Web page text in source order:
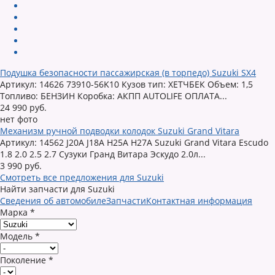
Подушка безопасности пассажирская (в торпедо) Suzuki SX4
Артикул: 14626 73910-56K10 Кузов тип: ХЕТЧБЕК Объем: 1,5
Топливо: БЕНЗИН Коробка: АКПП AUTOLIFE ОПЛАТА...
24 990 руб.
нет фото
Механизм ручной подводки колодок Suzuki Grand Vitara
Артикул: 14562 J20A J18A H25A H27A Suzuki Grand Vitara Escudo
1.8 2.0 2.5 2.7 Сузуки Гранд Витара Эскудо 2.0л...
3 990 руб.
Смотреть все предложения для Suzuki
Найти запчасти для Suzuki
Сведения об автомобилеЗапчастиКонтактная информация
Марка *
Модель *
Поколение *